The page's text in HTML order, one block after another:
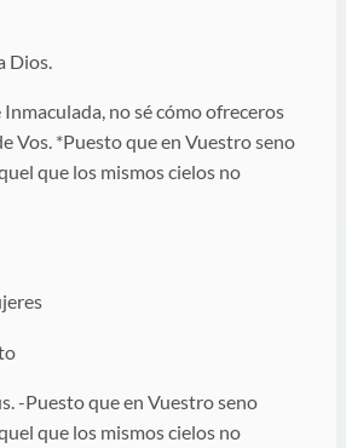
Dios.
Inmaculada, no sé cómo ofreceros
Vos. *Puesto que en Vuestro seno
que los mismos cielos no
-Puesto que en Vuestro seno
que los mismos cielos no